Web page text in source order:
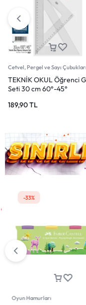
Cetvel, Pergel ve Sayı Çubukları
TEKNİK OKUL Öğrenci
Seti 30 cm 60°-45°
189,90TL
-33%
Oyun Hamurları